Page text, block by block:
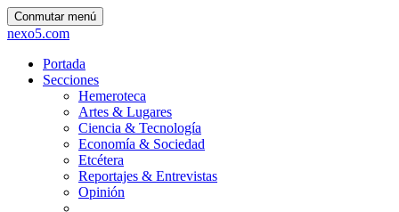
Conmutar menú
nexo5.com
Portada
Secciones
Hemeroteca
Artes & Lugares
Ciencia & Tecnología
Economía & Sociedad
Etcétera
Reportajes & Entrevistas
Opinión